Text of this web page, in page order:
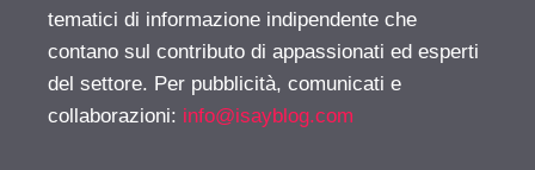
tematici di informazione indipendente che
contano sul contributo di appassionati ed esperti
del settore. Per pubblicità, comunicati e
collaborazioni: info@isayblog.com